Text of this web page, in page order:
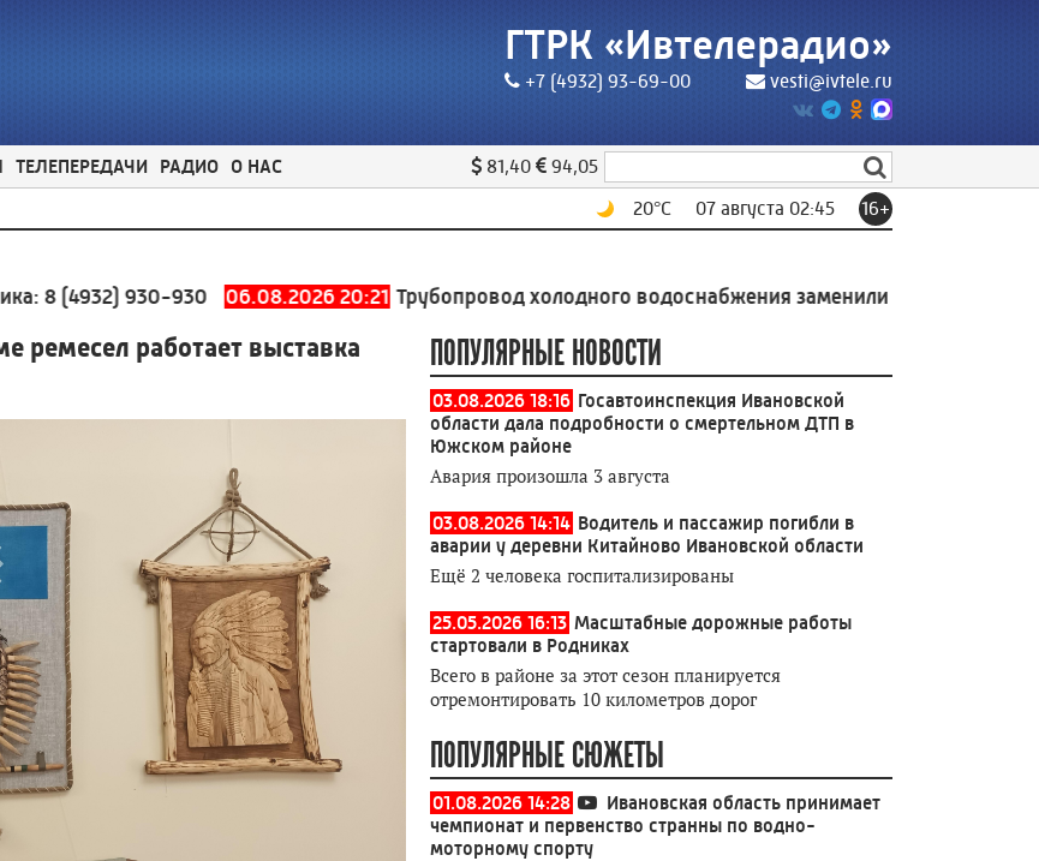
ГТРК «Ивтелерадио»
+7 (4932) 93-69-00 vesti@ivtele.ru
ТЕЛЕПЕРЕДАЧИ РАДИО О НАС 81,40
94,05
20°C 07 августа 02:45 16+
930-930 06.08.2026 20:21 Трубопровод холодного водоснабжения заменили в индустриальном
ремесел работает выставка
ПОПУЛЯРНЫЕ НОВОСТИ
03.08.2026 18:16 Госавтоинспекция Ивановской
области дала подробности о смертельном ДТП в
Южском районе
Авария произошла 3 августа
03.08.2026 14:14 Водитель и пассажир погибли в
аварии у деревни Китайново Ивановской области
Ещё 2 человека госпитализированы
25.05.2026 16:13 Масштабные дорожные работы
стартовали в Родниках
Всего в районе за этот сезон планируется
отремонтировать 10 километров дорог
ПОПУЛЯРНЫЕ СЮЖЕТЫ
01.08.2026 14:28
Ивановская область принимает
чемпионат и первенство странны по водно-
моторному спорту